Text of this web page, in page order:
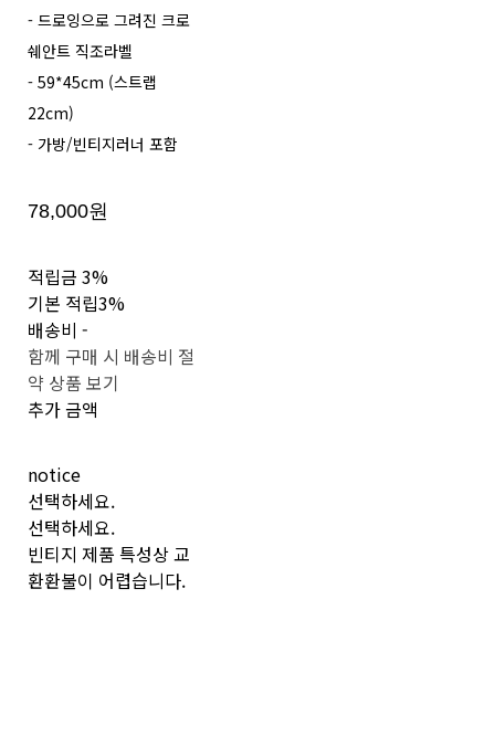
- 드로잉으로 그려진 크로
쉐안트 직조라벨
- 59*45cm (스트랩
22cm)
- 가방/빈티지러너 포함
78,000원
적립금 3%
기본 적립3%
배송비-
함께 구매 시 배송비 절
약 상품 보기
추가 금액
notice
선택하세요.
선택하세요.
빈티지 제품 특성상 교
환환불이 어렵습니다.